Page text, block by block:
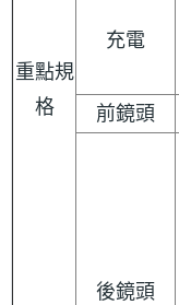
重點規
格
充電
前鏡頭
後鏡頭